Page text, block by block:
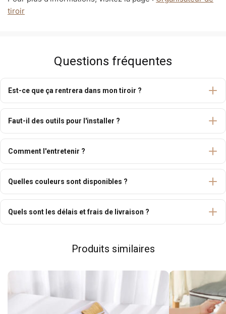
tiroir
Questions fréquentes
Est-ce que ça rentrera dans mon tiroir ?
Faut-il des outils pour l'installer ?
Comment l'entretenir ?
Quelles couleurs sont disponibles ?
Quels sont les délais et frais de livraison ?
Produits similaires